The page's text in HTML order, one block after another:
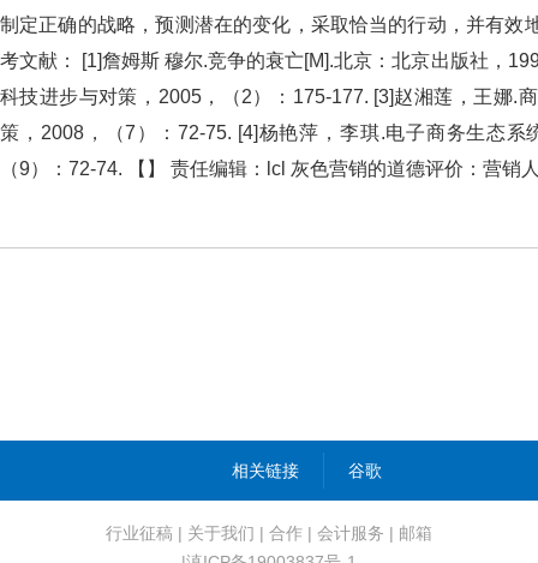
制定正确的战略，预测潜在的变化，采取恰当的行动，并
考文献： [1]詹姆斯 穆尔.竞争的衰亡[M].北京：北京出版社
科技进步与对策，2005，（2）：175-177. [3]赵湘莲
策，2008，（7）：72-75. [4]杨艳萍，李琪.电子商务生
（9）：72-74. 【】 责任编辑：lcl 灰色营销的道德评价：营销
相关链接 谷歌
行业征稿 | 关于我们 | 合作 | 会计服务 | 邮箱